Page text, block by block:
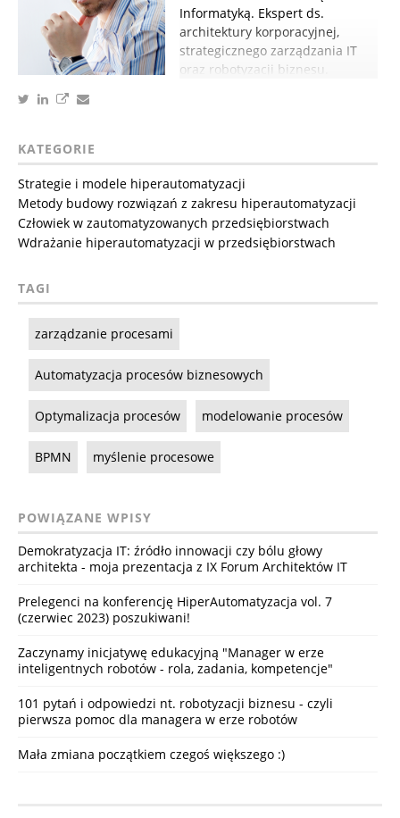
Informatyką. Ekspert ds.
architektury korporacyjnej,
strategicznego zarządzania IT
oraz robotyzacji biznesu.
KATEGORIE
Strategie i modele hiperautomatyzacji
Metody budowy rozwiązań z zakresu hiperautomatyzacji
Człowiek w zautomatyzowanych przedsiębiorstwach
Wdrażanie hiperautomatyzacji w przedsiębiorstwach
TAGI
zarządzanie procesami
Automatyzacja procesów biznesowych
Optymalizacja procesów modelowanie procesów
BPMN myślenie procesowe
POWIĄZANE WPISY
Demokratyzacja IT: źródło innowacji czy bólu głowy
architekta - moja prezentacja z IX Forum Architektów IT
Prelegenci na konferencję HiperAutomatyzacja vol. 7
(czerwiec 2023) poszukiwani!
Zaczynamy inicjatywę edukacyjną "Manager w erze
inteligentnych robotów - rola, zadania, kompetencje"
101 pytań i odpowiedzi nt. robotyzacji biznesu - czyli
pierwsza pomoc dla managera w erze robotów
Mała zmiana początkiem czegoś większego :)